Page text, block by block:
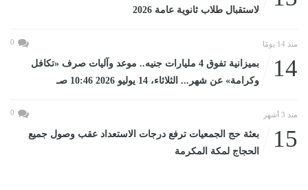
لاستقبال طلاب ثانوية عامة 2026
منذ 14 يومًا 0
14
بميزانية تفوق 4 مليارات جنيه.. موعد وآليات صرف «تكافل
وكرامة» عن شهر... الثلاثاء، 14 يوليو 2026 10:46 صـ
منذ 3 أشهر 0
15
بعثة حج الجمعيات ترفع درجات الاستعداد عقب وصول جميع
الحجاج لمكة المكرمة